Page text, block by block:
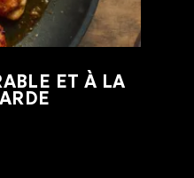
ET À LA